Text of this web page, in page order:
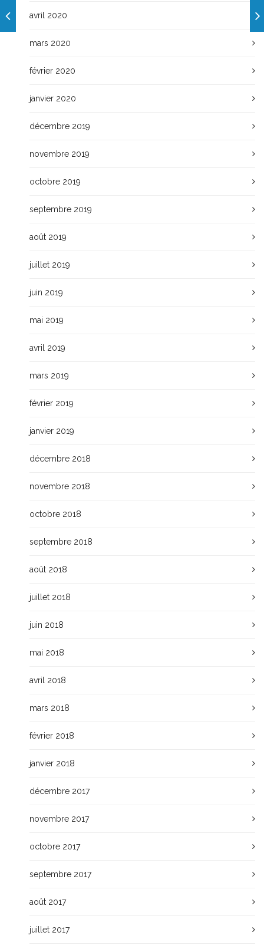
avril 2020
mars 2020
février 2020
janvier 2020
décembre 2019
novembre 2019
octobre 2019
septembre 2019
août 2019
juillet 2019
juin 2019
mai 2019
avril 2019
mars 2019
février 2019
janvier 2019
décembre 2018
novembre 2018
octobre 2018
septembre 2018
août 2018
juillet 2018
juin 2018
mai 2018
avril 2018
mars 2018
février 2018
janvier 2018
décembre 2017
novembre 2017
octobre 2017
septembre 2017
août 2017
juillet 2017